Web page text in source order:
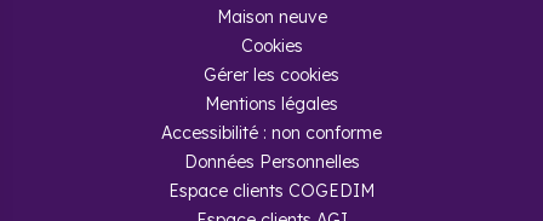
Maison neuve
Cookies
Gérer les cookies
Mentions légales
Accessibilité : non conforme
Données Personnelles
Espace clients COGEDIM